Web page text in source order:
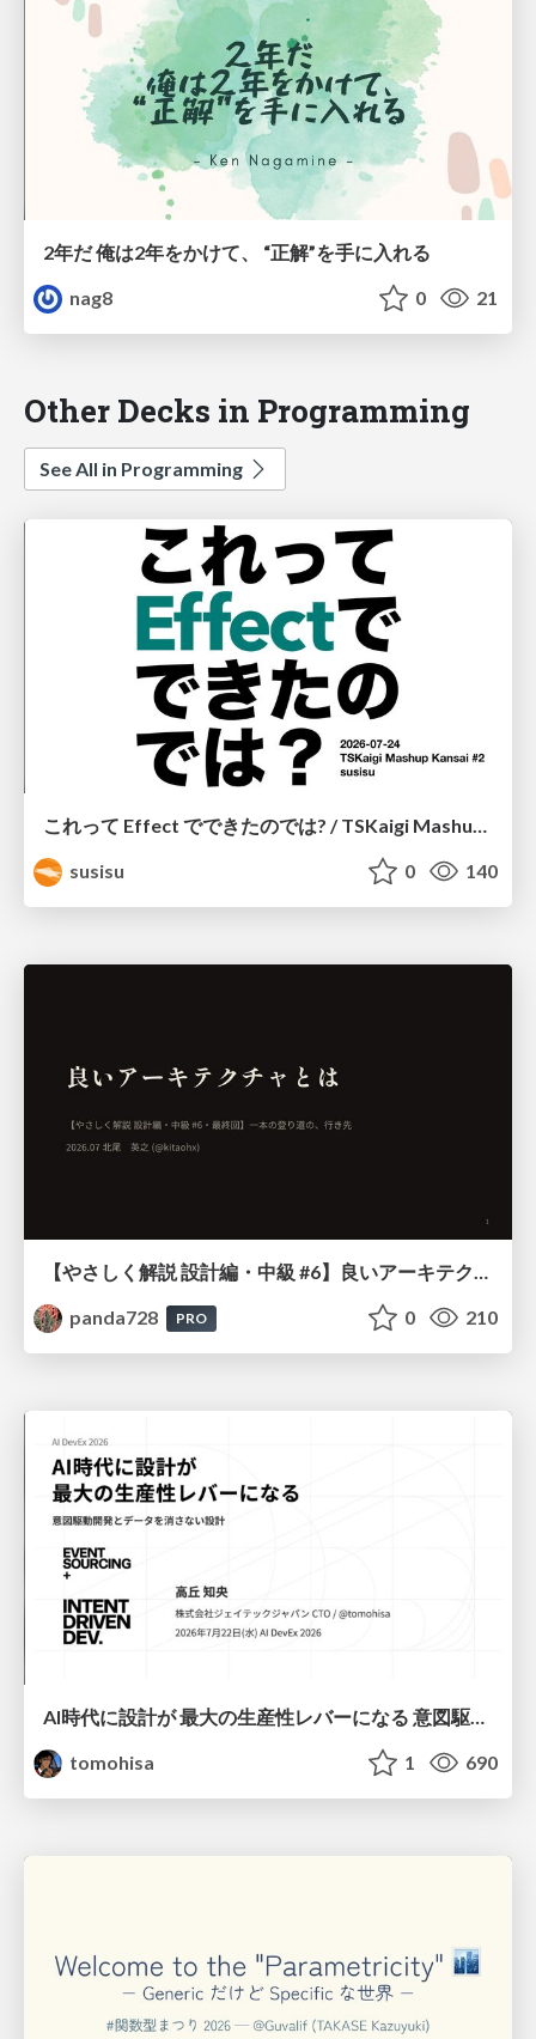
2年だ 俺は2年をかけて、 “正解”を手に入れる
nag8
0 21
Other Decks in Programming
See All in Programming
これって Effect でできたのでは? / TSKaigi Mashup Kansai #2
susisu
0 140
panda728
PRO 0 210
AI時代に設計が 最大の生産性レバーになる 意図駆動開発とデータを消さない設計｜Don't Delete Your Data or Your Intent — Design as the Deepest Lever in the AI Era
tomohisa
1 690